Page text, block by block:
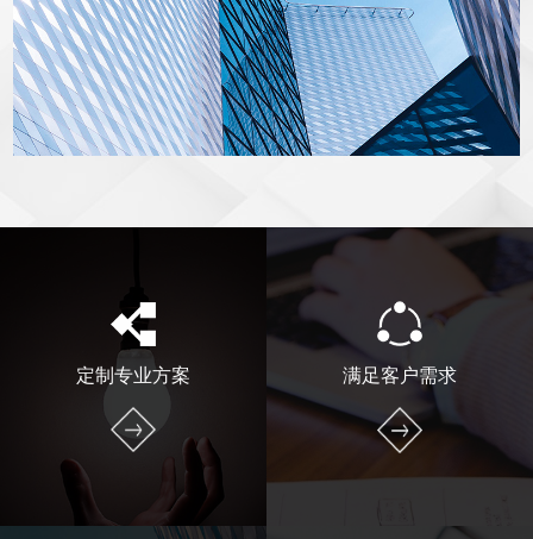
定制专业方案
定制专业方案
专业变频电源生产服务商，以实际
应用为最终目标 同时降低使用过程
中的能源消耗 ，为你解决生产中各
国产品的电压和频率需求。
满足客户需求
满足客户需求
为客户提供各种使用的电源电压和
频率,满足电器、设备的调试、安装
及使用。
生产实力雄厚
公司拥有掌握先进仪器设计和开发
能力的工程师，强有力的销售维修
队伍和高素质的管理人员。
以优良的售前、售后报务为宗旨，
以精和诚的精神为指南，建立了一
条勤业、敬业的供应链，受益于大